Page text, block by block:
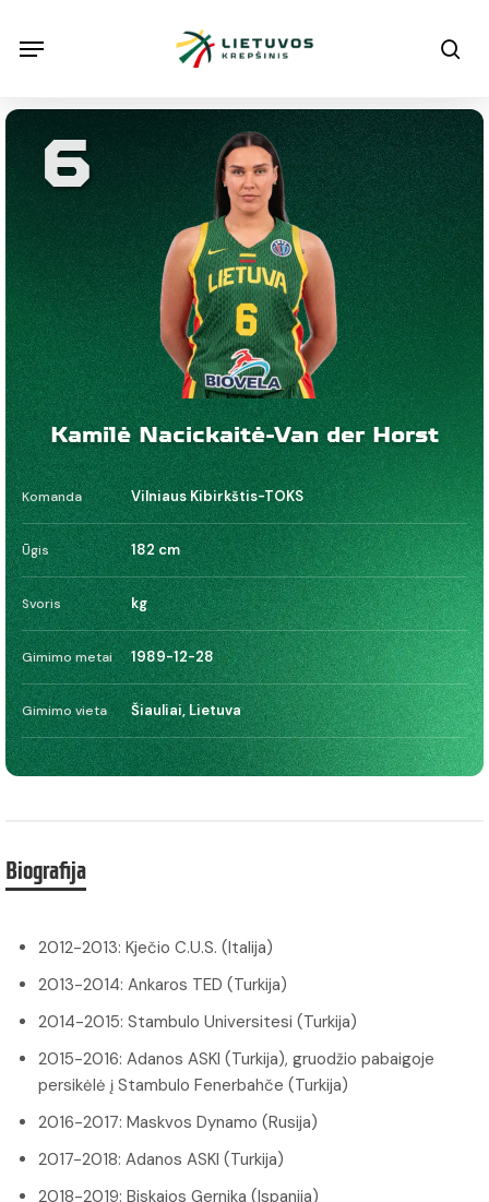
content
Menu
Kamilė Nacickaitė-Van der Horst
Komanda Vilniaus Kibirkštis-TOKS
Ūgis 182 cm
Svoris kg
Gimimo metai 1989-12-28
Gimimo vieta Šiauliai, Lietuva
6
Biografija
2012-2013: Kječio C.U.S. (Italija)
2013-2014: Ankaros TED (Turkija)
2014-2015: Stambulo Universitesi (Turkija)
2015-2016: Adanos ASKI (Turkija), gruodžio pabaigoje
persikėlė į Stambulo Fenerbahče (Turkija)
2016-2017: Maskvos Dynamo (Rusija)
2017-2018: Adanos ASKI (Turkija)
2018-2019: Biskajos Gernika (Ispanija)